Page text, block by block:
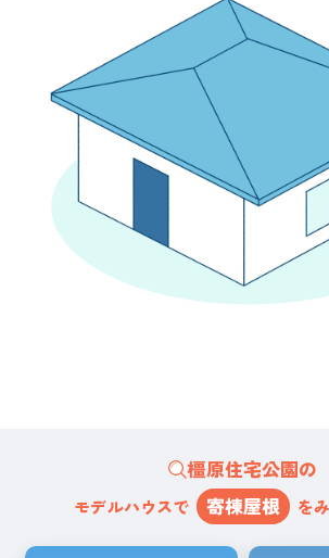
橿原住宅公園の
モデルハウスで 寄棟屋根 を